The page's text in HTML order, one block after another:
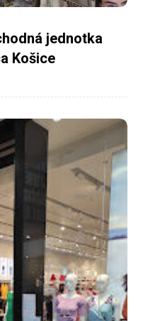
jednotka
Košice